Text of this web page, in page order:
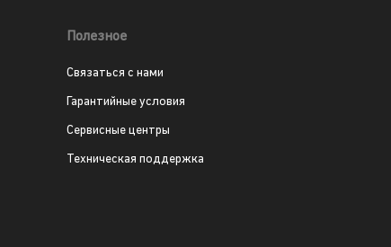
Полезное
Связаться с нами
Гарантийные условия
Сервисные центры
Техническая поддержка